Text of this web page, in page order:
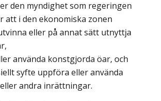
den myndighet som regeringen
att i den ekonomiska zonen
eller på annat sätt utnyttja
använda konstgjorda öar, och
syfte uppföra eller använda
andra inrättningar.